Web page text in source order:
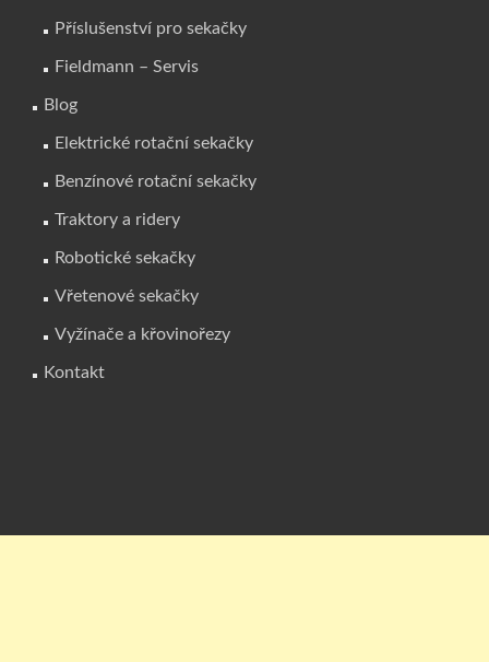
Příslušenství pro sekačky
Fieldmann – Servis
Blog
Elektrické rotační sekačky
Benzínové rotační sekačky
Traktory a ridery
Robotické sekačky
Vřetenové sekačky
Vyžínače a křovinořezy
Kontakt